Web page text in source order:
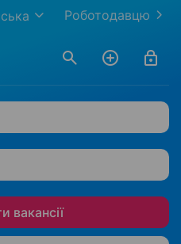
Роботодавцю
вакансії